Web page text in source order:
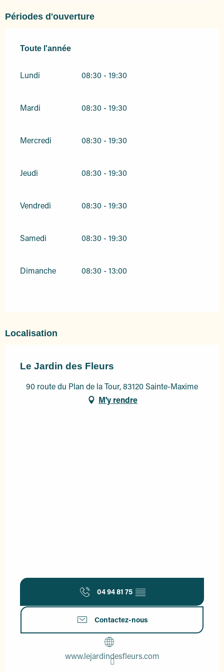
Périodes d'ouverture
Toute l'année
Toute l'année
Lundi 08:30 - 19:30
Mardi 08:30 - 19:30
Mercredi 08:30 - 19:30
Jeudi 08:30 - 19:30
Vendredi 08:30 - 19:30
Samedi 08:30 - 19:30
Dimanche 08:30 - 13:00
Localisation
Le Jardin des Fleurs
90 route du Plan de la Tour, 83120 Sainte-Maxime
M'y rendre
04 94 81 75 ▒▒
Contactez-nous
www.lejardindesfleurs.com